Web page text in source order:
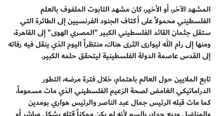
المشهد الآخر، أو الأخير، كان مشهد التابوت الملفوف بالعلم
الفلسطيني محمولاً على أكتاف الجنود الفرنسيين إلى الطائرة التي
ستقل جثمان القائد الفلسطيني الكبير "المصري الهوى" إلى القاهرة،
ومنها إلى رام الله ليوارى الثرى هناك، منتظراً اليوم الذي ينقل فيه رفاته
إلى القدس عاصمة الدولة الفلسطينية ليتحقق حلمه الكبير.
تابع الملايين حول العالم باهتمام، خلال فترة مرضه، التطور
الدراماتيكي الغامض لصحة الزعيم الفلسطيني الذي مات مسموماً،
كما مات قبله الرئيس جمال عبد الناصر والرئيس هواري بومدين